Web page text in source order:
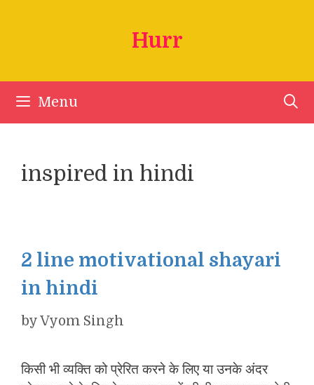
Hurr
Menu
inspired in hindi
2 line motivational shayari
in hindi
byVyom Singh
किसी भी व्यक्ति को प्रेरित करने के लिए या उनके अंदर